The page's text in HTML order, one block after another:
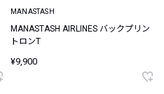
MANASTASH
MANASTASH AIRLINES バックプリン
トロンT
¥9,900